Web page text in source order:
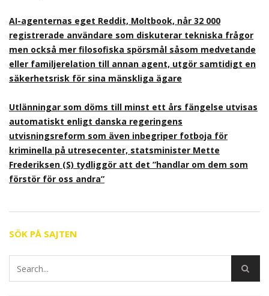
AI-agenternas eget Reddit, Moltbook, når 32 000
registrerade användare som diskuterar tekniska frågor
men också mer filosofiska spörsmål såsom medvetande
eller familjerelation till annan agent, utgör samtidigt en
säkerhetsrisk för sina mänskliga ägare
Utlänningar som döms till minst ett års fängelse utvisas
automatiskt enligt danska regeringens
utvisningsreform som även inbegriper fotboja för
kriminella på utresecenter, statsminister Mette
Frederiksen (S) tydliggör att det ”handlar om dem som
förstör för oss andra”
SÖK PÅ SAJTEN